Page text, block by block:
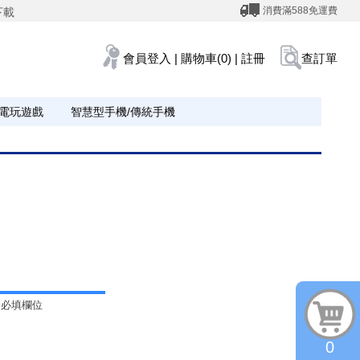
載 消費滿588免運費
會員登入 | 購物車(0) | 註冊 查訂單
玩遊戲 智慧型手機/傳統手機
填欄位
0